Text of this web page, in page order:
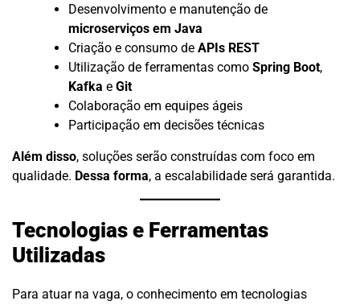
Desenvolvimento e manutenção de
microserviços em Java
Criação e consumo de APIs REST
Utilização de ferramentas como Spring Boot,
Kafka e Git
Colaboração em equipes ágeis
Participação em decisões técnicas
Além disso, soluções serão construídas com foco em
qualidade. Dessa forma, a escalabilidade será garantida.
Tecnologias e Ferramentas
Utilizadas
Para atuar na vaga, o conhecimento em tecnologias